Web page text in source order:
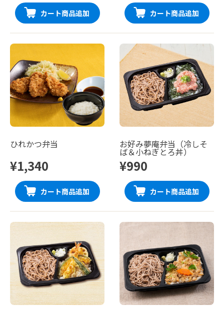
カート商品追加 カート商品追加
ひれかつ弁当
¥1,340
カート商品追加
お好み夢庵弁当（冷しそ
ば＆小ねぎとろ丼）
¥990
カート商品追加